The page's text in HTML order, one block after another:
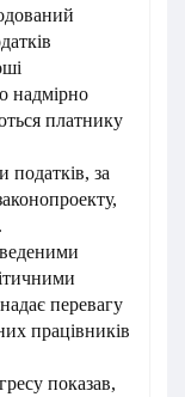
надмірно
платнику
податків, за
перевагу
працівників
показав,